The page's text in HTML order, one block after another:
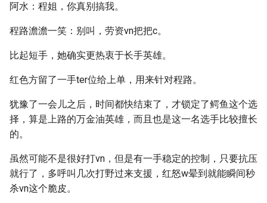
阿水：程姐，你真别搞我。
程路澹澹一笑：别叫，劳资vn把把c。
比起短手，她确实更热衷于长手英雄。
红色方留了一手ter位给上单，用来针对程路。
犹豫了一会儿之后，时间都快结束了，才锁定了鳄鱼这个选
择，算是上路的万金油英雄，而且也是这一名选手比较擅长
的。
虽然可能不是很好打vn，但是有一手稳定的控制，只要抗压
就行了，多呼叫几次打野过来支援，红怒w晕到就能瞬间秒
杀vn这个脆皮。